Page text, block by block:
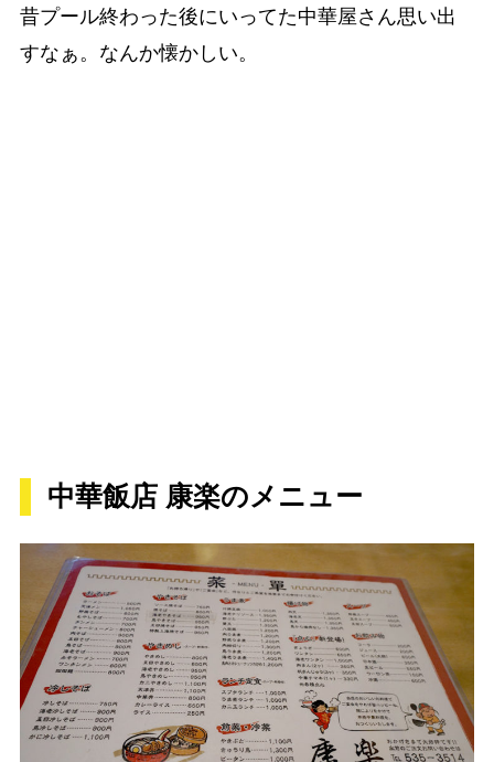
昔プール終わった後にいってた中華屋さん思い出
すなぁ。なんか懐かしい。
中華飯店 康楽のメニュー